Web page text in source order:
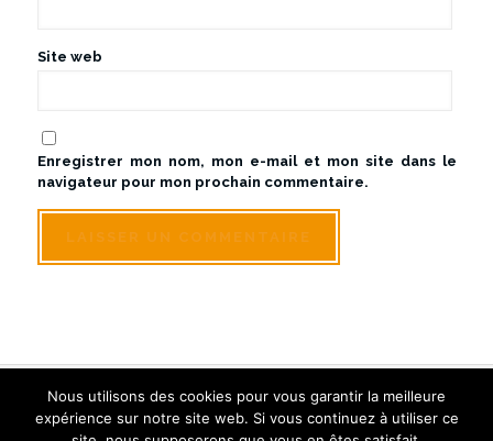
Site web
Enregistrer mon nom, mon e-mail et mon site dans le
navigateur pour mon prochain commentaire.
© Sologne Touraine Limousine - Tous droits réservés
Créé et référencé par Inwin Tours
Nous utilisons des cookies pour vous garantir la meilleure
expérience sur notre site web. Si vous continuez à utiliser ce